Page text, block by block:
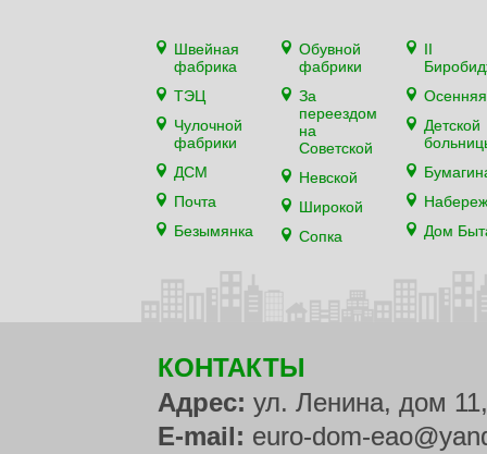
Швейная
фабрика
ТЭЦ
Чулочной
фабрики
ДСМ
Почта
Безымянка
Обувной
фабрики
За
переездом
на
Советской
Невской
Широкой
Сопка
II
Осенняя
Детской
Дом
КОНТАКТЫ
Адрес: ул. Ленина, дом
E-mail: euro-dom-